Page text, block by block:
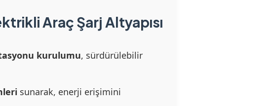
Araç Şarj Altyapısı
kurulumu, sürdürülebilir
sunarak, enerji erişimini